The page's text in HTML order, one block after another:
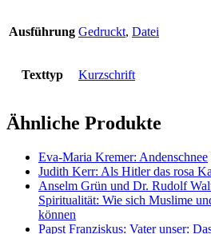
Ausführung Gedruckt, Datei
Texttyp Kurzschrift
Ähnliche Produkte
Eva-Maria Kremer: Andenschnee
Judith Kerr: Als Hitler das rosa
Anselm Grün und Dr. Rudolf
Spiritualität: Wie sich Muslime
können
Papst Franziskus: Vater unser: